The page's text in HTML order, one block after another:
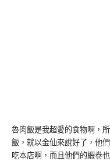
魯肉飯是我超愛的食物啊，
飯，就以金仙來說好了，他
吃本店啊，而且他們的蝦卷